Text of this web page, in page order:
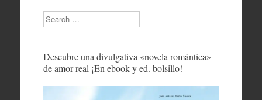
Search
Descubre una divulgativa «novela romántica»
de amor real ¡En ebook y ed. bolsillo!